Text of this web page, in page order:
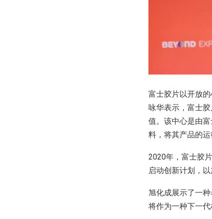
富士胶片以开放
咏华表示，富士
值。该中心是由
料，将其产品的运
2020年，富士胶
启动创新计划，
旭化成展示了一
将作为一种下一